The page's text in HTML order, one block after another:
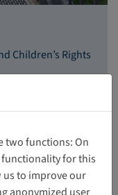
Children’s Rights
two functions: On
for this
to improve our
anonymized user